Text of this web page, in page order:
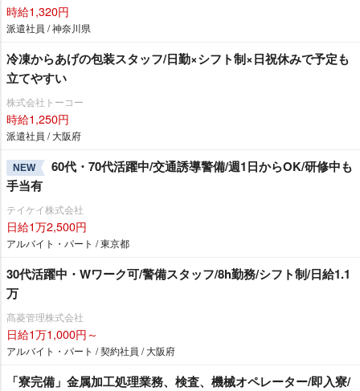
時給1,320円
派遣社員 / 神奈川県
冷凍からあげの包装スタッフ/日勤×シフト制×日祝休みで予定も
立てやすい
株式会社トーコー
時給1,250円
派遣社員 / 大阪府
NEW
60代・70代活躍中/交通誘導警備/週1日からOK/研修中も
手当有
テイケイ株式会社
日給1万2,500円
アルバイト・パート / 東京都
30代活躍中・Wワーク可/警備スタッフ/8h勤務/シフト制/日給1.1
万
髙菱管理株式会社
日給1万1,000円～
アルバイト・パート / 契約社員 / 大阪府
「寮完備」金属加工処理業務、検査、機械オペレーター/即入寮/